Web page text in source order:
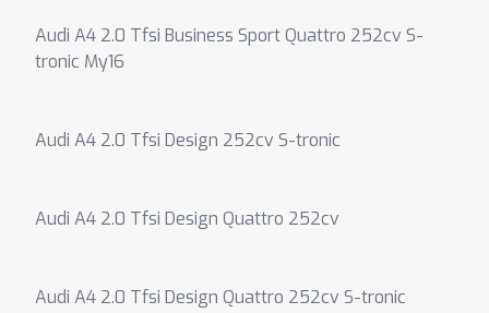
Audi A4 2.0 Tfsi Business Sport Quattro 252cv S-
tronic My16
Audi A4 2.0 Tfsi Design 252cv S-tronic
Audi A4 2.0 Tfsi Design Quattro 252cv
Audi A4 2.0 Tfsi Design Quattro 252cv S-tronic